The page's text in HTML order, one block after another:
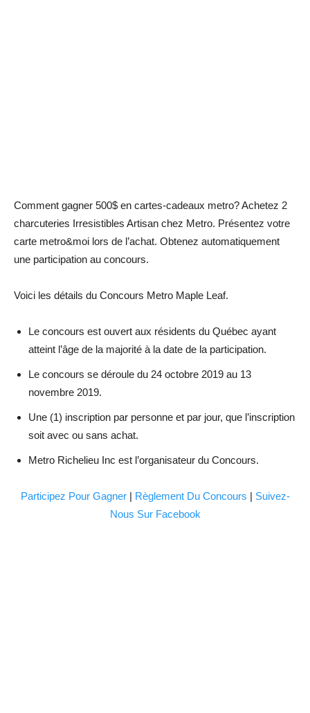
Comment gagner 500$ en cartes-cadeaux metro? Achetez 2
charcuteries Irresistibles Artisan chez Metro. Présentez votre
carte metro&moi lors de l’achat. Obtenez automatiquement
une participation au concours.
Voici les détails du Concours Metro Maple Leaf.
Le concours est ouvert aux résidents du Québec ayant
atteint l’âge de la majorité à la date de la participation.
Le concours se déroule du 24 octobre 2019 au 13
novembre 2019.
Une (1) inscription par personne et par jour, que l’inscription
soit avec ou sans achat.
Metro Richelieu Inc est l’organisateur du Concours.
Participez Pour Gagner| Règlement Du Concours | Suivez-
Nous Sur Facebook